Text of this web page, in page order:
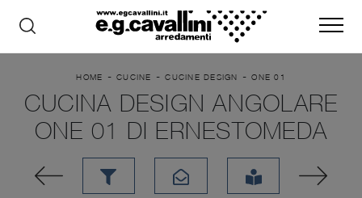
HOME - CUCINE -CUCINE DESIGN -ONE 01
CUCINA DESIGN ANGOLARE
ONE 01 DI ERNESTOMEDA